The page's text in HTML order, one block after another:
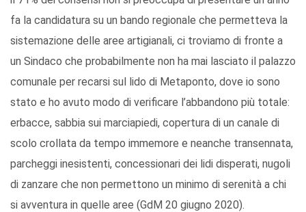
fa la candidatura su un bando regionale che permetteva la
sistemazione delle aree artigianali, ci troviamo di fronte a
un Sindaco che probabilmente non ha mai lasciato il palazzo
comunale per recarsi sul lido di Metaponto, dove io sono
stato e ho avuto modo di verificare l’abbandono più totale:
erbacce, sabbia sui marciapiedi, copertura di un canale di
scolo crollata da tempo immemore e neanche transennata,
parcheggi inesistenti, concessionari dei lidi disperati, nugoli
di zanzare che non permettono un minimo di serenità a chi
si avventura in quelle aree (GdM 20 giugno 2020).